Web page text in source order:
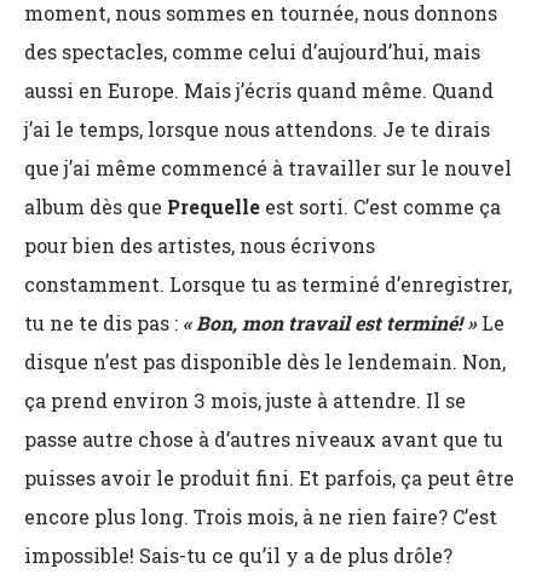
moment, nous sommes en tournée, nous donnons
des spectacles, comme celui d’aujourd’hui, mais
aussi en Europe. Mais j’écris quand même. Quand
j’ai le temps, lorsque nous attendons. Je te dirais
que j’ai même commencé à travailler sur le nouvel
album dès que Prequelle est sorti. C’est comme ça
pour bien des artistes, nous écrivons
constamment. Lorsque tu as terminé d’enregistrer,
tu ne te dis pas : « Bon, mon travail est terminé! »Le
disque n’est pas disponible dès le lendemain. Non,
ça prend environ 3 mois, juste à attendre. Il se
passe autre chose à d’autres niveaux avant que tu
puisses avoir le produit fini. Et parfois, ça peut être
encore plus long. Trois mois, à ne rien faire? C’est
impossible! Sais-tu ce qu’il y a de plus drôle?